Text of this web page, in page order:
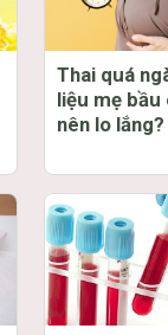
Thai quá
liệu mẹ bầu
nên lo lắng?